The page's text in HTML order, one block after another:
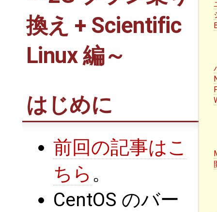
換え + Scientific
Linux 編～
はじめに
前回の記事はこ
ちら 。
CentOS のバー